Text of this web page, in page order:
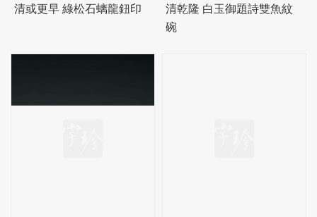
清或更早 綠松石螭龍鈕印
清乾隆 白玉御題詩雙魚紋
碗